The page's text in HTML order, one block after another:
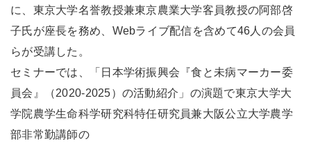
に、東京大学名誉教授兼東京農業大学客員教授の阿部啓
子氏が座長を務め、Webライブ配信を含めて46人の会員
らが受講した。
セミナーでは、「日本学術振興会『食と未病マーカー委
員会』（2020-2025）の活動紹介」の演題で東京大学大
学院農学生命科学研究科特任研究員兼大阪公立大学農学
部非常勤講師の